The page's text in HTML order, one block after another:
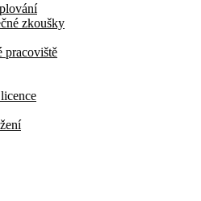
zkoušky
pracoviště